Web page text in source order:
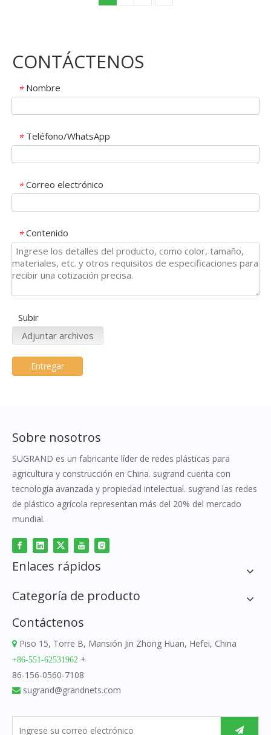
CONTÁCTENOS
* Nombre
* Teléfono/WhatsApp
* Correo electrónico
* Contenido
Subir
Adjuntar archivos
Entregar
Sobre nosotros
SUGRAND es un fabricante líder de redes plásticas para
agricultura y construcción en China. sugrand cuenta con
tecnología avanzada y propiedad intelectual. sugrand las redes
de plástico agrícola representan más del 20% del mercado
mundial.
Enlaces rápidos
Categoría de producto
Contáctenos
 Piso 15, Torre B, Mansión Jin Zhong Huan, Hefei, China
+86-551-62531962 +
86-156-0560-7108
 sugrand@grandnets.com